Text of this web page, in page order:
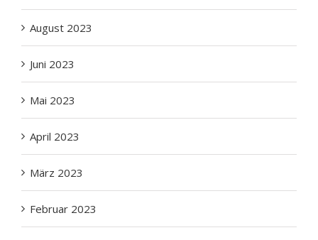
August 2023
Juni 2023
Mai 2023
April 2023
März 2023
Februar 2023
Januar 2023